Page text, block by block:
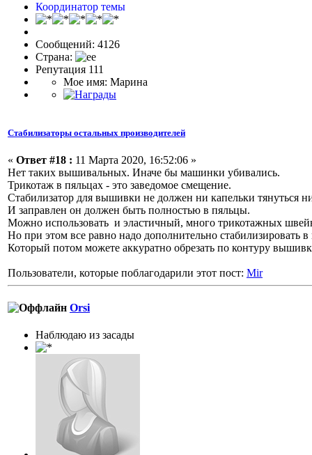
Координатор темы
Сообщений: 4126
Страна:
Репутация 111
Мое имя: Марина
Стабилизаторы остальных производителей
« Ответ #18 : 11 Марта 2020, 16:52:06 »
Нет таких вышивальных. Иначе бы машинки убивались.
Трикотаж в пяльцах - это заведомое смещение.
Стабилизатор для вышивки не должен ни капельки тянуться
И заправлен он должен быть полностью в пяльцы.
Можно использовать и эластичный, много трикотажных
Но при этом все равно надо дополнительно стабилизировать
Который потом можете аккуратно обрезать по контуру
Пользователи, которые поблагодарили этот пост: Mir
Orsi
Наблюдаю из засады